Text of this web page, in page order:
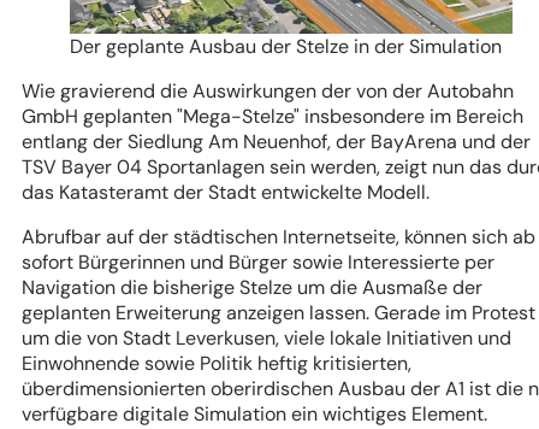
Der geplante Ausbau der Stelze in der Simulation
Wie gravierend die Auswirkungen der von der Autobahn
GmbH geplanten "Mega-Stelze" insbesondere im Bereich
entlang der Siedlung Am Neuenhof, der BayArena und der
TSV Bayer 04 Sportanlagen sein werden, zeigt nun das
das Katasteramt der Stadt entwickelte Modell.
Abrufbar auf der städtischen Internetseite, können sich ab
sofort Bürgerinnen und Bürger sowie Interessierte per
Navigation die bisherige Stelze um die Ausmaße der
geplanten Erweiterung anzeigen lassen. Gerade im Protest
um die von Stadt Leverkusen, viele lokale Initiativen und
Einwohnende sowie Politik heftig kritisierten,
überdimensionierten oberirdischen Ausbau der A1 ist die
verfügbare digitale Simulation ein wichtiges Element.